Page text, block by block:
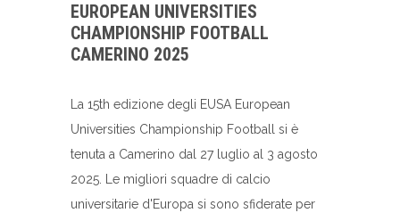
EUROPEAN UNIVERSITIES
CHAMPIONSHIP FOOTBALL
CAMERINO 2025
La 15th edizione degli EUSA European
Universities Championship Football si è
tenuta a Camerino dal 27 luglio al 3 agosto
2025. Le migliori squadre di calcio
universitarie d'Europa si sono sfiderate per